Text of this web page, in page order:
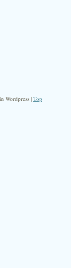
Wordpress | Top